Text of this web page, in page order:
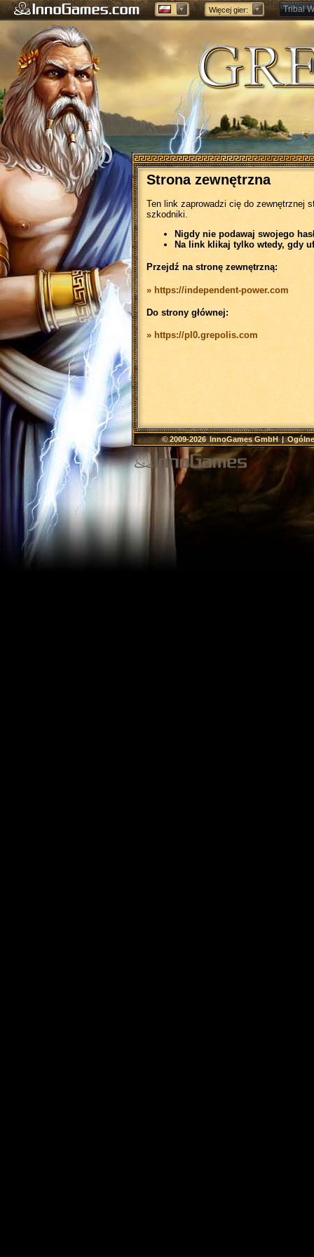
Więcej gier: Tribal
Forge
Strona zewnętrzna
Ten link zaprowadzi cię do zewnętrznej
szkodniki.
Nigdy nie podawaj swojego
Na link klikaj tylko wtedy, gdy
Przejdź na stronę zewnętrzną:
» https://independent-power.com
Do strony głównej:
» https://pl0.grepolis.com
© 2009-2026InnoGames GmbH|